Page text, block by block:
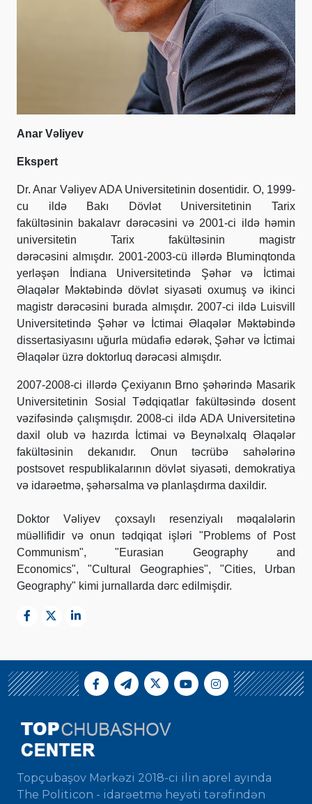
Anar Vəliyev
Ekspert
Dr. Anar Vəliyev ADA Universitetinin dosentidir. O, 1999-
cu ildə Bakı Dövlət Universitetinin Tarix
fakültəsinin bakalavr dərəcəsini və 2001-ci ildə həmin
universitetin Tarix fakültəsinin magistr
dərəcəsini almışdır. 2001-2003-cü illərdə Bluminqtonda
yerləşən İndiana Universitetində Şəhər və İctimai
Əlaqələr Məktəbində dövlət siyasəti oxumuş və ikinci
magistr dərəcəsini burada almışdır. 2007-ci ildə Luisvill
Universitetində Şəhər və İctimai Əlaqələr Məktəbində
dissertasiyasını uğurla müdafiə edərək, Şəhər və İctimai
Əlaqələr üzrə doktorluq dərəcəsi almışdır.
2007-2008-ci illərdə Çexiyanın Brno şəhərində Masarik
Universitetinin Sosial Tədqiqatlar fakültəsində dosent
vəzifəsində çalışmışdır. 2008-ci ildə ADA Universitetinə
daxil olub və hazırda İctimai və Beynəlxalq Əlaqələr
fakültəsinin dekanıdır. Onun təcrübə sahələrinə
postsovet respublikalarının dövlət siyasəti, demokratiya
və idarəetmə, şəhərsalma və planlaşdırma daxildir.
Doktor Vəliyev çoxsaylı resenziyalı məqalələrin
müəllifidir və onun tədqiqat işləri "Problems of Post
Communism", "Eurasian Geography and
Economics", "Cultural Geographies", "Cities, Urban
Geography" kimi jurnallarda dərc edilmişdir.
Topçubaşov Mərkəzi 2018-ci ilin aprel ayında
The Politicon - idarəetmə heyəti tərəfindən